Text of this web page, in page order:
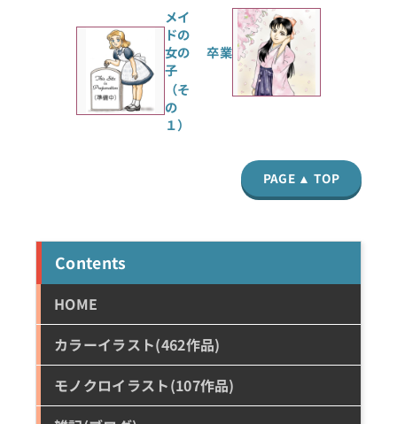
メイ
ドの
女の
子
（そ
の
１）
卒業
PAGE ▲ TOP
Contents
HOME
カラーイラスト(462作品)
モノクロイラスト(107作品)